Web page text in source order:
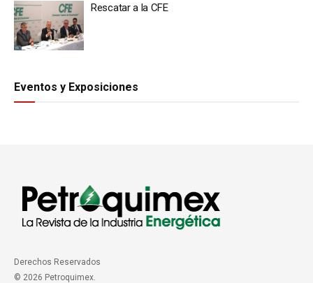
Rescatar a la CFE
Eventos y Exposiciones
Derechos Reservados
© 2026 Petroquimex.